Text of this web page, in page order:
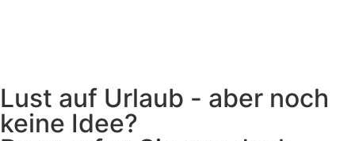
Lust auf Urlaub - aber noch
keine Idee?